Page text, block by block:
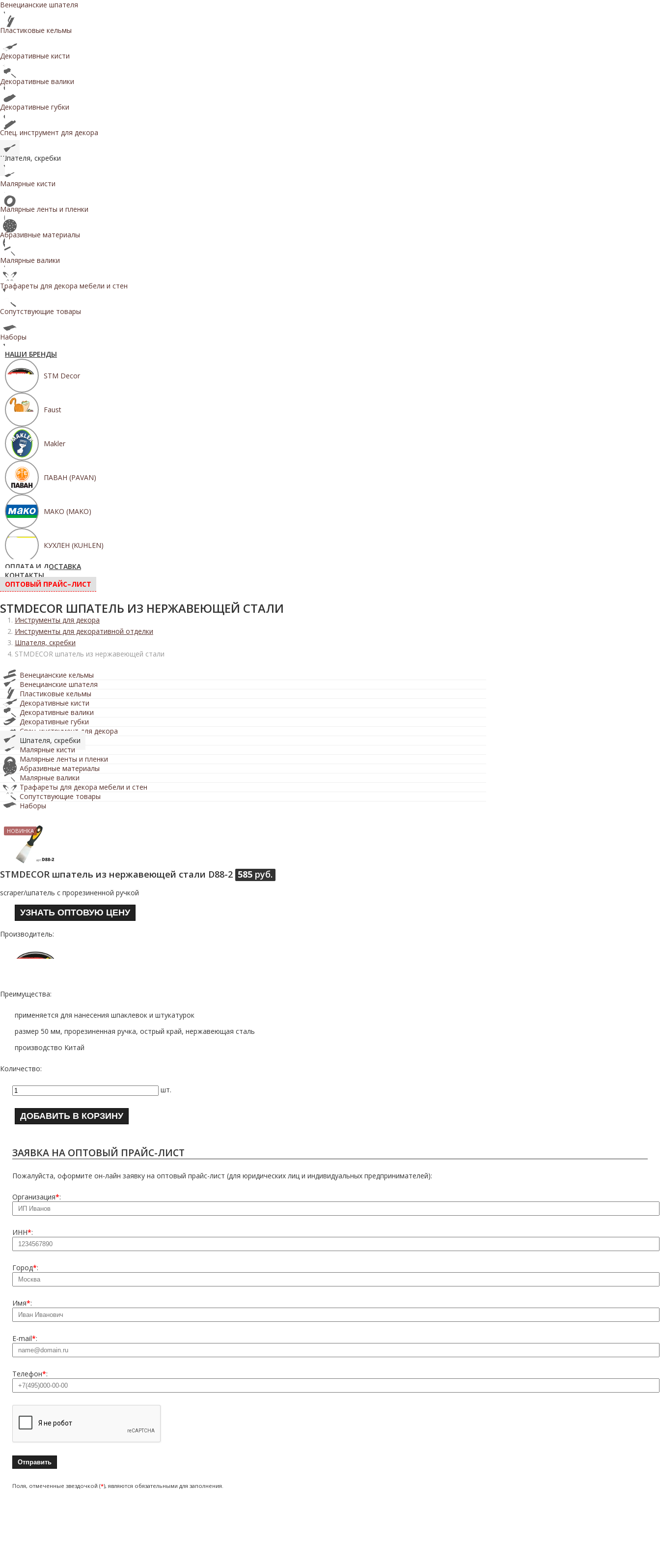
Венецианские шпателя
Пластиковые кельмы
Декоративные кисти
Декоративные валики
Декоративные губки
Спец. инструмент для декора
Шпателя, скребки
Малярные кисти
Малярные ленты и пленки
Абразивные материалы
Малярные валики
Трафареты для декора мебели и стен
Сопутствующие товары
Наборы
НАШИ БРЕНДЫ
STM Decor
Faust
Makler
ПАВАН (PAVAN)
МАКО (MAKO)
КУХЛЕН (KUHLEN)
ОПЛАТА И ДОСТАВКА
КОНТАКТЫ
ОПТОВЫЙ ПРАЙС–ЛИСТ
STMDECOR ШПАТЕЛЬ ИЗ НЕРЖАВЕЮЩЕЙ СТАЛИ
Инструменты для декора
Инструменты для декоративной отделки
Шпателя, скребки
STMDECOR шпатель из нержавеющей стали
Венецианские кельмы
Венецианские шпателя
Пластиковые кельмы
Декоративные кисти
Декоративные валики
Декоративные губки
Спец. инструмент для декора
Шпателя, скребки
Малярные кисти
Малярные ленты и пленки
Абразивные материалы
Малярные валики
Трафареты для декора мебели и стен
Сопутствующие товары
Наборы
НОВИНКА
STMDECOR шпатель из нержавеющей стали D88-2 585 руб.
scraper/шпатель с прорезиненной ручкой
УЗНАТЬ ОПТОВУЮ ЦЕНУ
Производитель:
Преимущества:
применяется для нанесения шпаклевок и штукатурок
размер 50 мм, прорезиненная ручка, острый край, нержавеющая сталь
производство Китай
Количество:
шт.
ДОБАВИТЬ В КОРЗИНУ
ЗАЯВКА НА ОПТОВЫЙ ПРАЙС-ЛИСТ
Пожалуйста, оформите он-лайн заявку на оптовый прайс-лист (для юридических лиц и индивидуальных предпринимателей):
Организация*:
ИНН*:
Город*:
Имя*:
E-mail*:
Телефон*:
Поля, отмеченные звездочкой (*), являются обязательными для заполнения.